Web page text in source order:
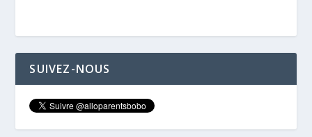
SUIVEZ-NOUS